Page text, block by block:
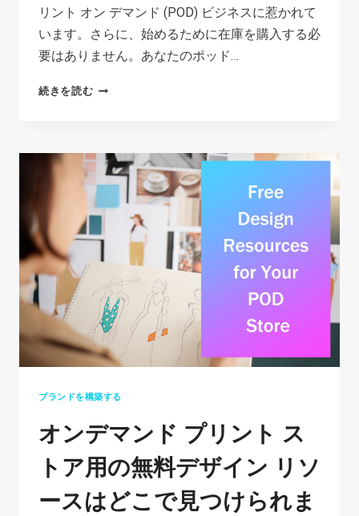
リント オン デマンド (POD) ビジネスに惹かれて
います。さらに、始めるために在庫を購入する必
要はありません。あなたのポッド…
続きを読むWHAT
BEST
PRINT
ON
DEMAND
PRODUCTS
TO
SELL
IN
2026?
ブランドを構築する
オンデマンド プリント ス
トア用の無料デザイン リソ
ースはどこで見つけられま